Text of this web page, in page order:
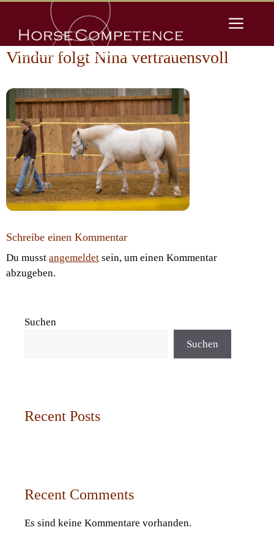
springen
Vindur folgt Nina vertrauensvoll
Schreibe einen Kommentar
Du musst angemeldet sein, um einen Kommentar
abzugeben.
Suchen
Suchen
Recent Posts
Recent Comments
Es sind keine Kommentare vorhanden.